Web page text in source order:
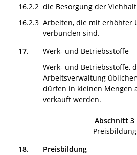
16.2.2 die Besorgung der
16.2.3 Arbeiten, die mit erhöhter
verbunden sind.
17.
Werk- und Betriebsstoffe
Werk- und Betriebsstoffe,
Arbeitsverwaltung
dürfen in kleinen Mengen
verkauft werden.
Abschnitt 3
Preisbildung
18.
Preisbildung